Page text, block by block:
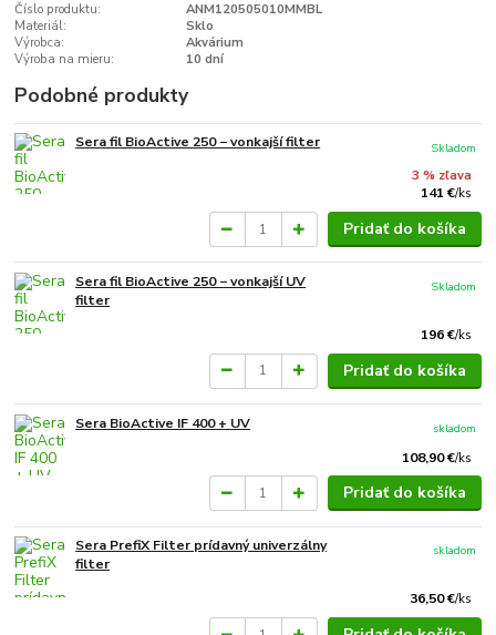
Číslo produktu:
ANM120505010MMBL
Materiál:
Sklo
Výrobca:
Akvárium
Výroba na mieru:
10 dní
Podobné produkty
Sera fil BioActive 250 − vonkajší filter
3 % zľava
141 €/ks
Skladom
Pridať do košíka
Sera fil BioActive 250 − vonkajší UV
filter
196 €/ks
Skladom
Pridať do košíka
Sera BioActive IF 400 + UV
108,90 €/ks
skladom
Pridať do košíka
Sera PrefiX Filter prídavný univerzálny
filter
36,50 €/ks
skladom